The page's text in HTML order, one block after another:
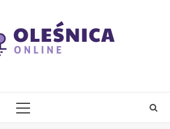
PRIMARY